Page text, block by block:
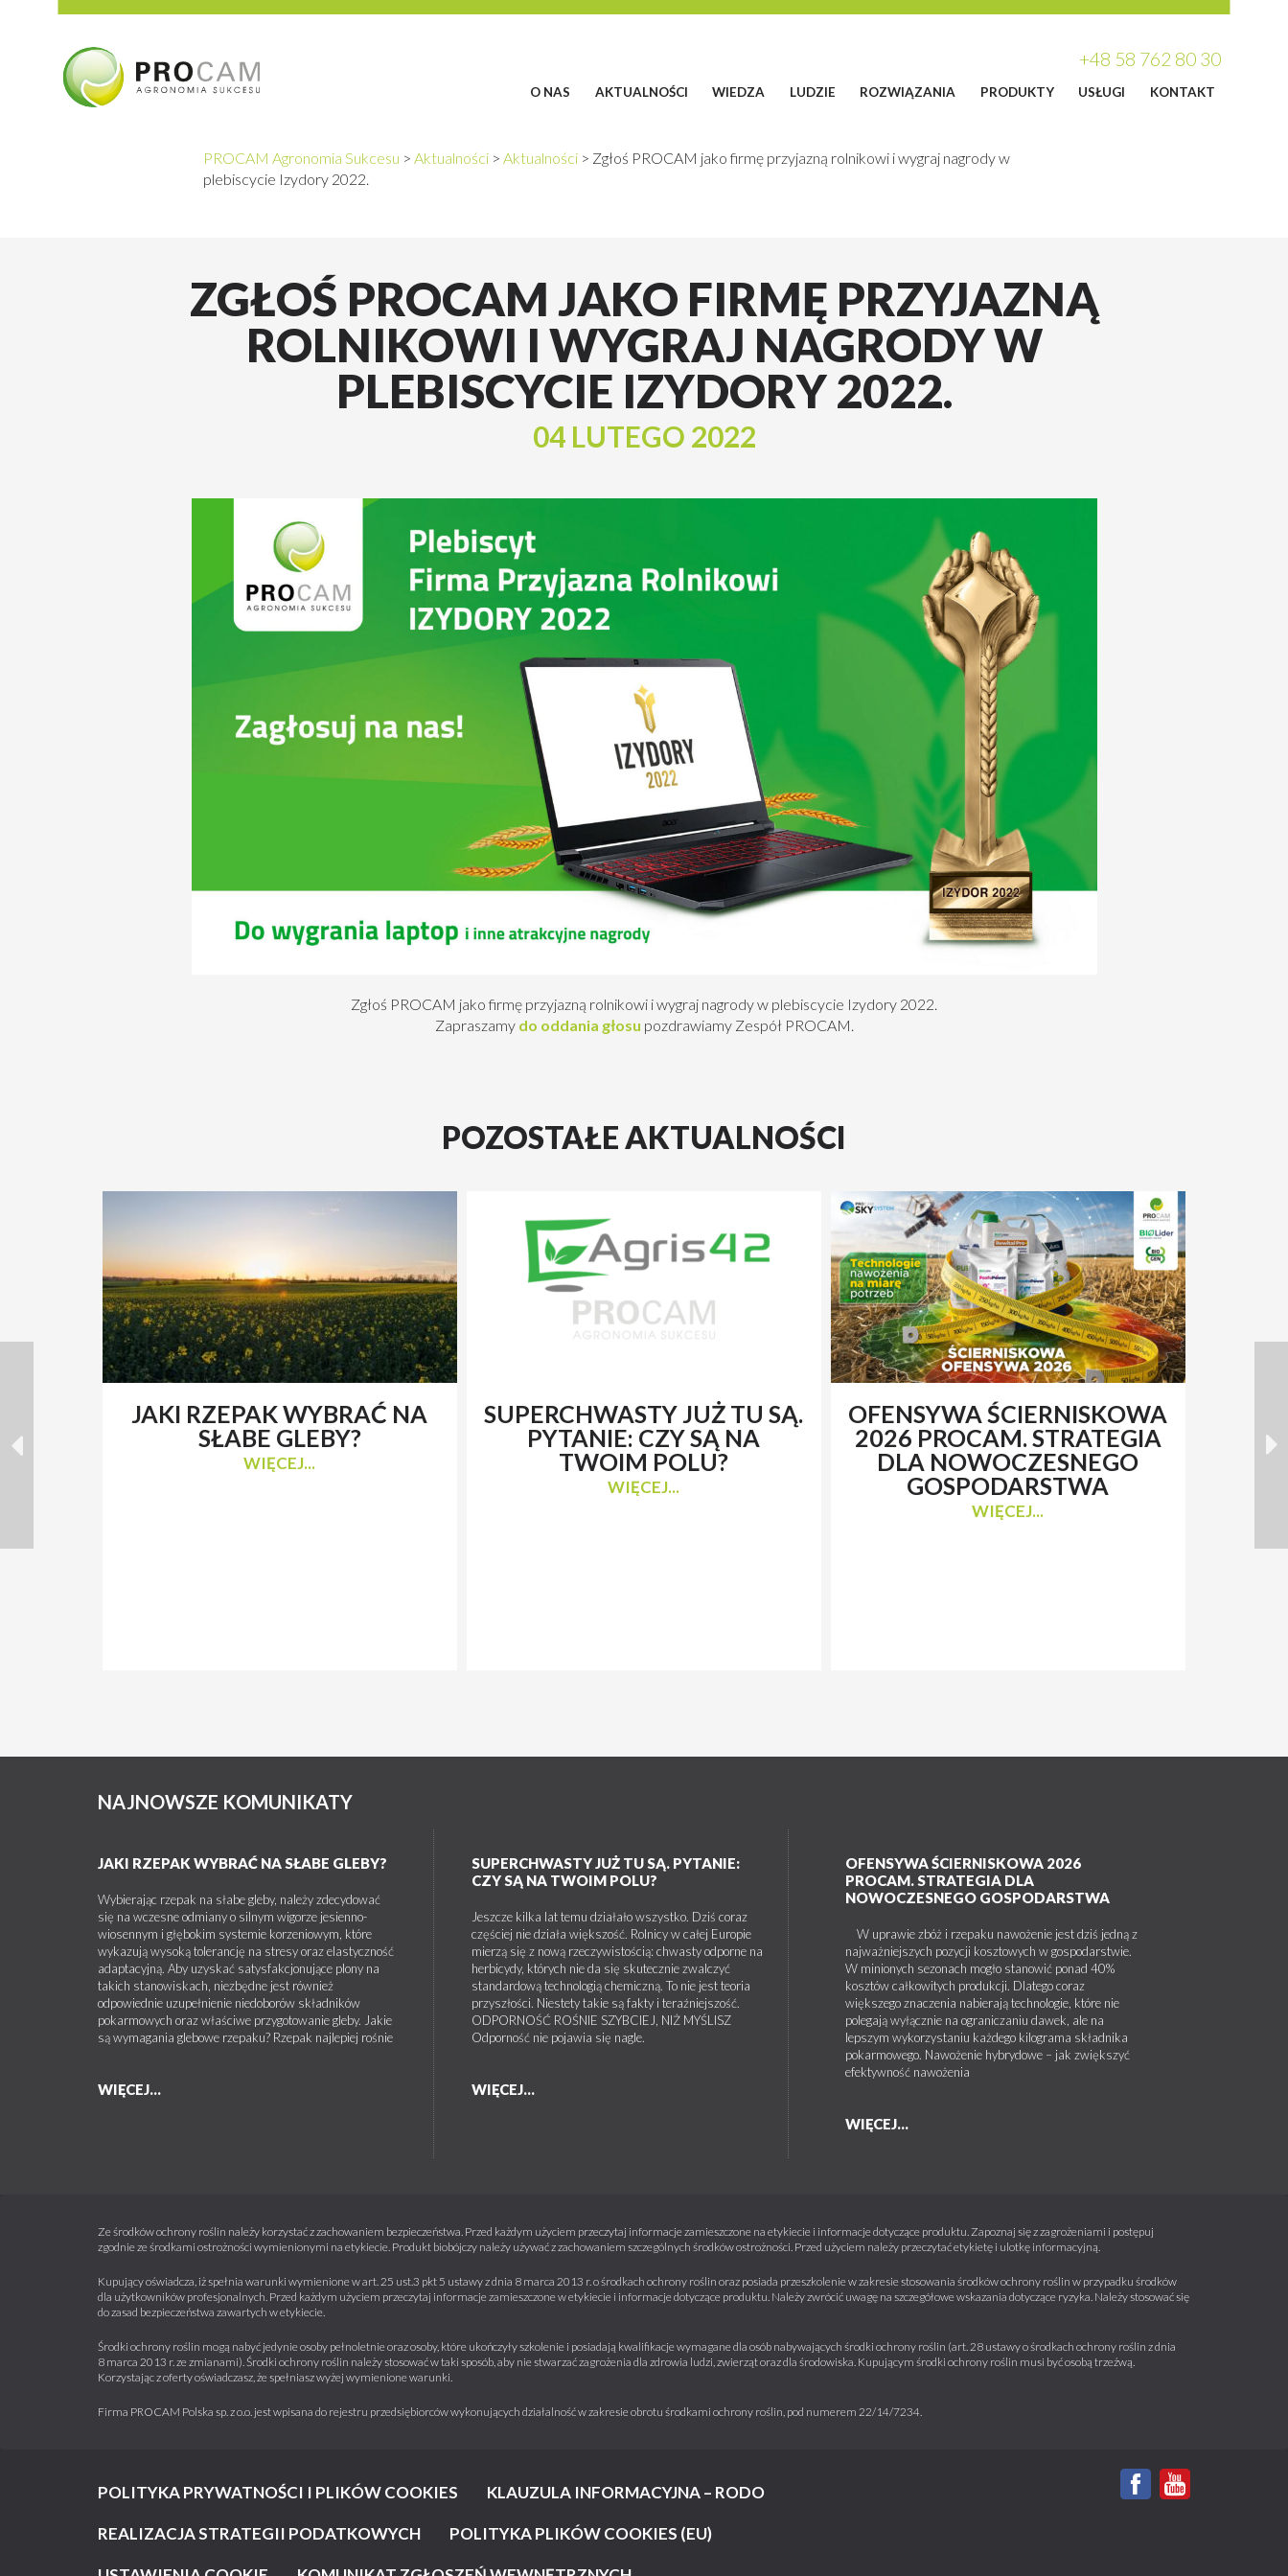
+48 58 762 80 30
O NAS AKTUALNOŚCI WIEDZA LUDZIE ROZWIĄZANIA PRODUKTY USŁUGI KONTAKT
PROCAM Agronomia Sukcesu > Aktualności > Aktualności > Zgłoś PROCAM jako firmę przyjazną rolnikowi i wygraj nagrody w
plebiscycie Izydory 2022.
ZGŁOŚ PROCAM JAKO FIRMĘ PRZYJAZNĄ
ROLNIKOWI I WYGRAJ NAGRODY W
PLEBISCYCIE IZYDORY 2022.
04 LUTEGO 2022
Zgłoś PROCAM jako firmę przyjazną rolnikowi i wygraj nagrody w plebiscycie Izydory 2022.
Zapraszamy do oddania głosu pozdrawiamy Zespół PROCAM.
POZOSTAŁE AKTUALNOŚCI
JAKI RZEPAK WYBRAĆ NA
SŁABE GLEBY?
WIĘCEJ...
SUPERCHWASTY JUŻ TU SĄ.
PYTANIE: CZY SĄ NA
TWOIM POLU?
WIĘCEJ...
OFENSYWA ŚCIERNISKOWA
2026 PROCAM. STRATEGIA
DLA NOWOCZESNEGO
GOSPODARSTWA
WIĘCEJ...
Z
NAJNOWSZE KOMUNIKATY
JAKI RZEPAK WYBRAĆ NA SŁABE GLEBY?
Wybierając rzepak na słabe gleby, należy zdecydować
się na wczesne odmiany o silnym wigorze jesienno-
wiosennym i głębokim systemie korzeniowym, które
wykazują wysoką tolerancję na stresy oraz elastyczność
adaptacyjną. Aby uzyskać satysfakcjonujące plony na
takich stanowiskach, niezbędne jest również
odpowiednie uzupełnienie niedoborów składników
pokarmowych oraz właściwe przygotowanie gleby. Jakie
są wymagania glebowe rzepaku? Rzepak najlepiej rośnie
WIĘCEJ...
SUPERCHWASTY JUŻ TU SĄ. PYTANIE:
CZY SĄ NA TWOIM POLU?
Jeszcze kilka lat temu działało wszystko. Dziś coraz
częściej nie działa większość. Rolnicy w całej Europie
mierzą się z nową rzeczywistością: chwasty odporne na
herbicydy, których nie da się skutecznie zwalczyć
standardową technologią chemiczną. To nie jest teoria
przyszłości. Niestety takie są fakty i teraźniejszość.
ODPORNOŚĆ ROŚNIE SZYBCIEJ, NIŻ MYŚLISZ
Odporność nie pojawia się nagle.
WIĘCEJ...
OFENSYWA ŚCIERNISKOWA 2026
PROCAM. STRATEGIA DLA
NOWOCZESNEGO GOSPODARSTWA
W uprawie zbóż i rzepaku nawożenie jest dziś jedną z
najważniejszych pozycji kosztowych w gospodarstwie.
W minionych sezonach mogło stanowić ponad 40%
kosztów całkowitych produkcji. Dlatego coraz
większego znaczenia nabierają technologie, które nie
polegają wyłącznie na ograniczaniu dawek, ale na
lepszym wykorzystaniu każdego kilograma składnika
pokarmowego. Nawożenie hybrydowe – jak zwiększyć
efektywność nawożenia
WIĘCEJ...
Ze środków ochrony roślin należy korzystać z zachowaniem bezpieczeństwa. Przed każdym użyciem przeczytaj informacje zamieszczone na etykiecie i informacje dotyczące produktu. Zapoznaj się z zagrożeniami i postępuj
zgodnie ze środkami ostrożności wymienionymi na etykiecie. Produkt biobójczy należy używać z zachowaniem szczególnych środków ostrożności. Przed użyciem należy przeczytać etykietę i ulotkę informacyjną.
Kupujący oświadcza, iż spełnia warunki wymienione w art. 25 ust.3 pkt 5 ustawy z dnia 8 marca 2013 r. o środkach ochrony roślin oraz posiada przeszkolenie w zakresie stosowania środków ochrony roślin w przypadku środków
dla użytkowników profesjonalnych. Przed każdym użyciem przeczytaj informacje zamieszczone w etykiecie i informacje dotyczące produktu. Należy zwrócić uwagę na szczegółowe wskazania dotyczące ryzyka. Należy stosować się
do zasad bezpieczeństwa zawartych w etykiecie.
Środki ochrony roślin mogą nabyć jedynie osoby pełnoletnie oraz osoby, które ukończyły szkolenie i posiadają kwalifikacje wymagane dla osób nabywających środki ochrony roślin (art. 28 ustawy o środkach ochrony roślin z dnia
8 marca 2013 r. ze zmianami). Środki ochrony roślin należy stosować w taki sposób, aby nie stwarzać zagrożenia dla zdrowia ludzi, zwierząt oraz dla środowiska. Kupującym środki ochrony roślin musi być osobą trzeźwą.
Korzystając z oferty oświadczasz, że spełniasz wyżej wymienione warunki.
Firma PROCAM Polska sp. z o.o. jest wpisana do rejestru przedsiębiorców wykonujących działalność w zakresie obrotu środkami ochrony roślin, pod numerem 22/14/7234.
POLITYKA PRYWATNOŚCI I PLIKÓW COOKIES KLAUZULA INFORMACYJNA – RODO
REALIZACJA STRATEGII PODATKOWYCH POLITYKA PLIKÓW COOKIES (EU)